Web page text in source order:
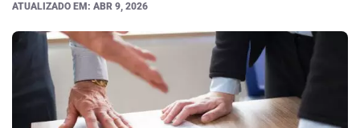
ATUALIZADO EM: ABR 9, 2026